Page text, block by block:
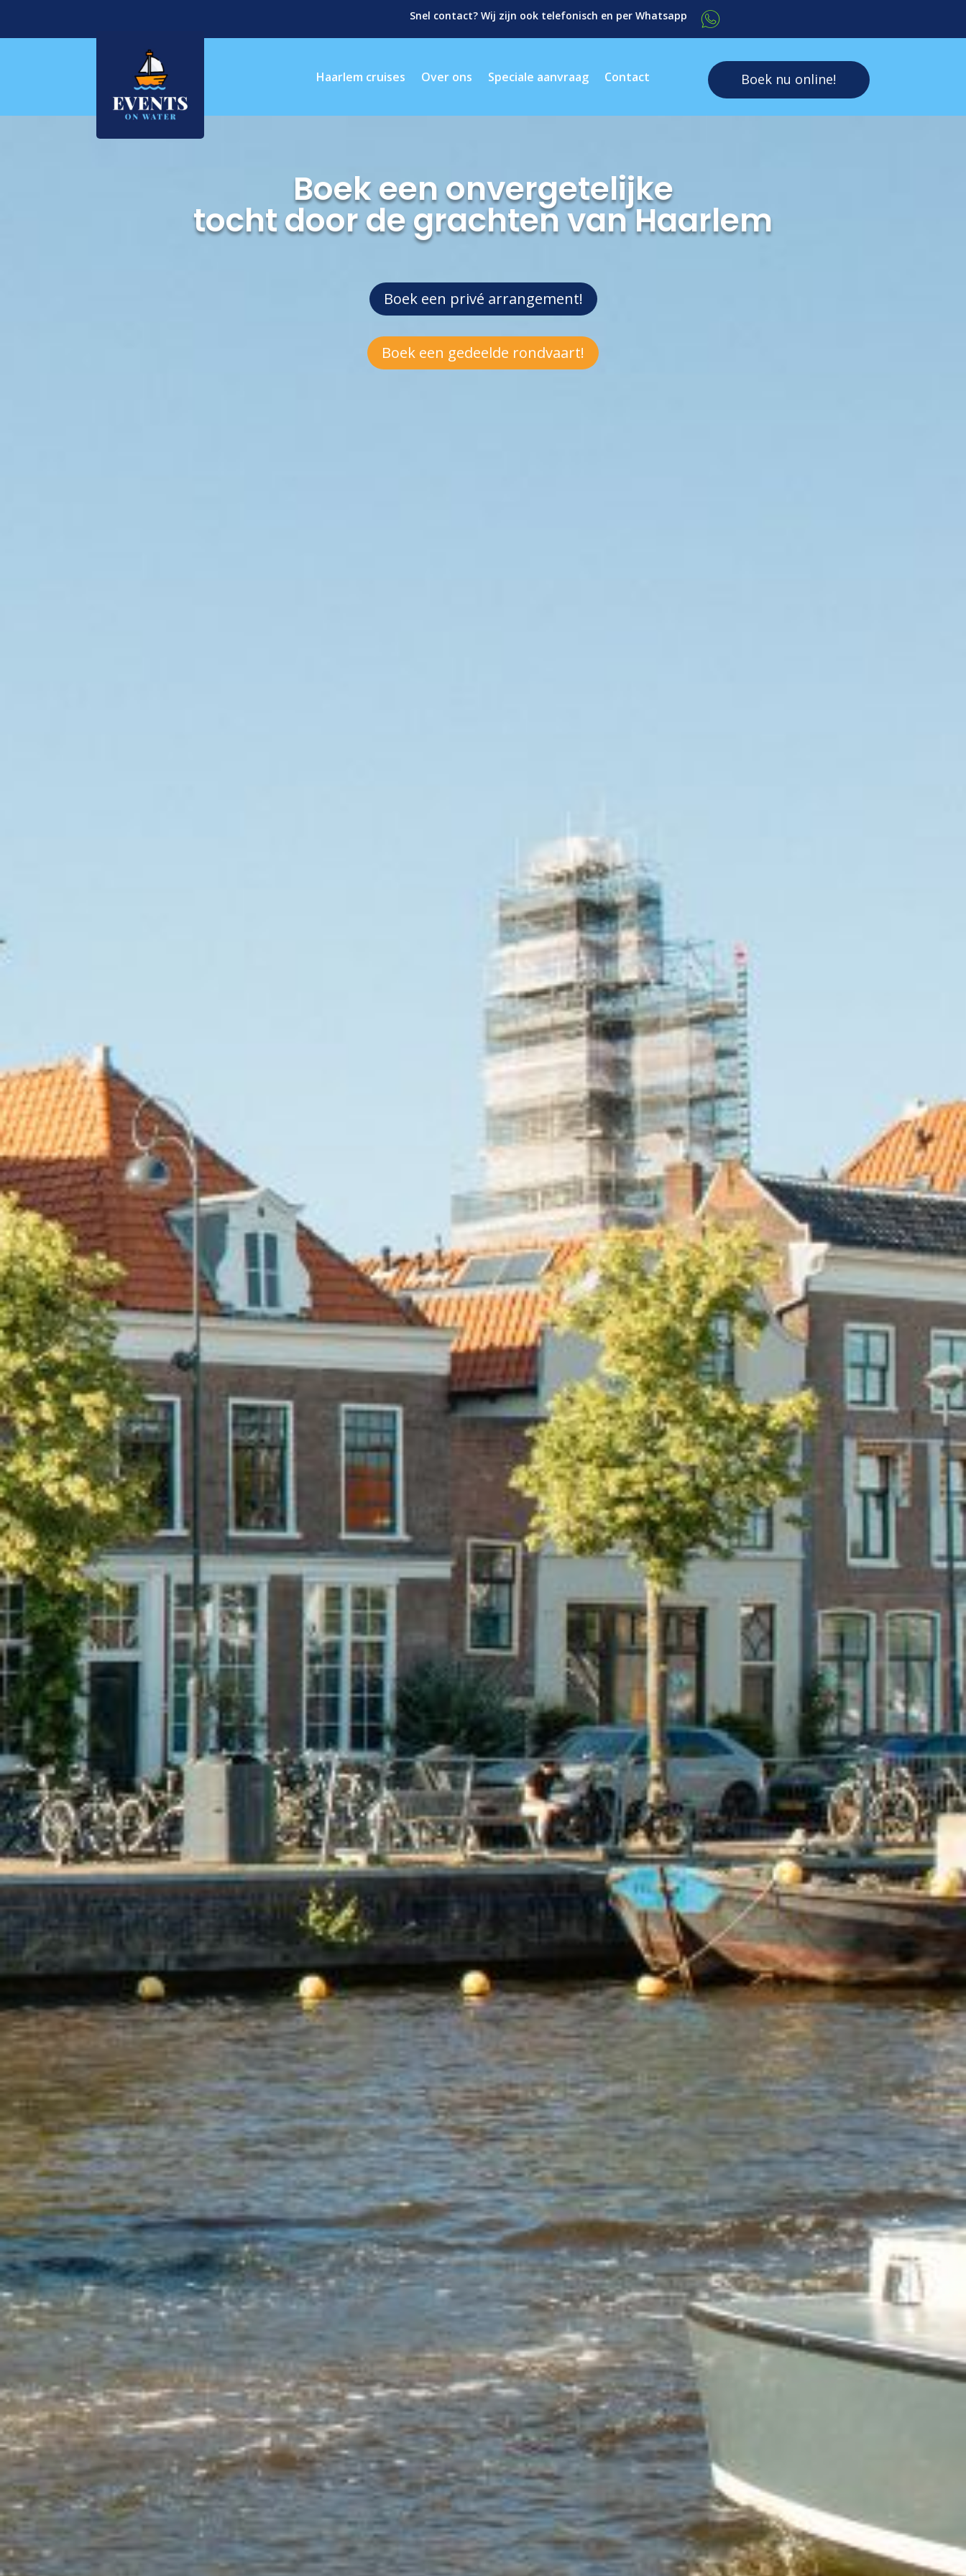
Snel contact? Wij zijn ook telefonisch en per Whatsapp
Haarlem cruises Over ons Speciale aanvraag Contact Boek nu online!
Boek een onvergetelijke
tocht door de grachten van Haarlem
Boek een privé arrangement!
Boek een gedeelde rondvaart!